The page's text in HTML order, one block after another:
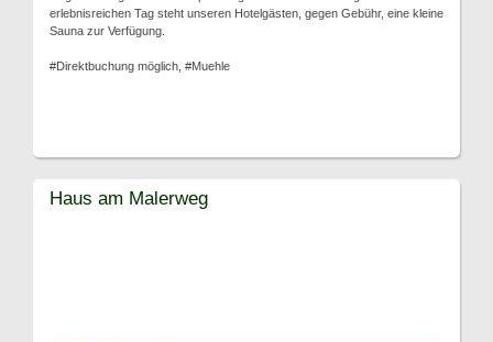
erlebnisreichen Tag steht unseren Hotelgästen, gegen Gebühr, eine kleine
Sauna zur Verfügung.
#Direktbuchung möglich, #Muehle
Haus am Malerweg